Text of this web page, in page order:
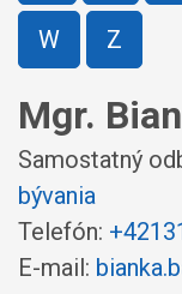
W Z
Mgr.
Samostatný
bývania
Telefón:
E-mail: